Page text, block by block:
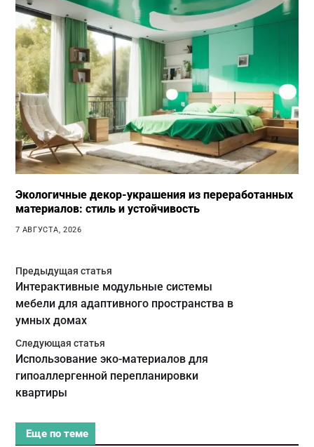
Экологичные декор-украшения из переработанных
материалов: стиль и устойчивость
7 АВГУСТА, 2026
Предыдущая статья
Интерактивные модульные системы
мебели для адаптивного пространства в
умных домах
Следующая статья
Использование эко-материалов для
гипоаллергенной перепланировки
квартиры
Еще по теме